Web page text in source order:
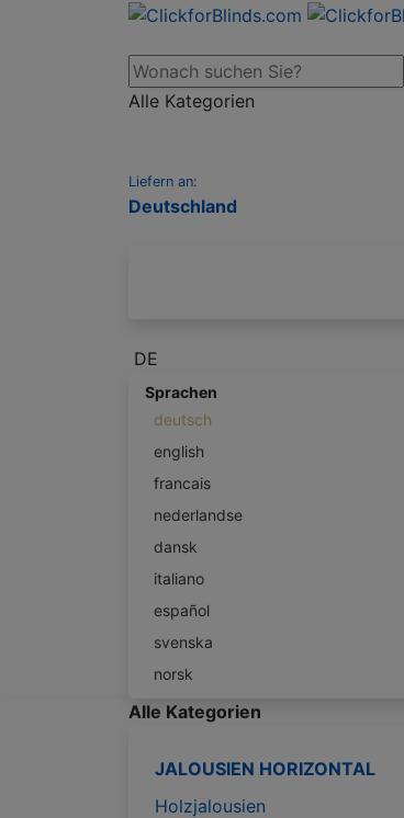
Alle Kategorien
Liefern an:
Deutschland
DE
Sprachen
deutsch
english
francais
nederlandse
dansk
italiano
español
svenska
norsk
Alle Kategorien
JALOUSIEN HORIZONTAL
Holzjalousien